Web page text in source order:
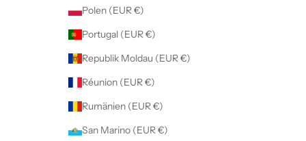
Polen (EUR €)
Portugal (EUR €)
Republik Moldau (EUR €)
Réunion (EUR €)
Rumänien (EUR €)
San Marino (EUR €)